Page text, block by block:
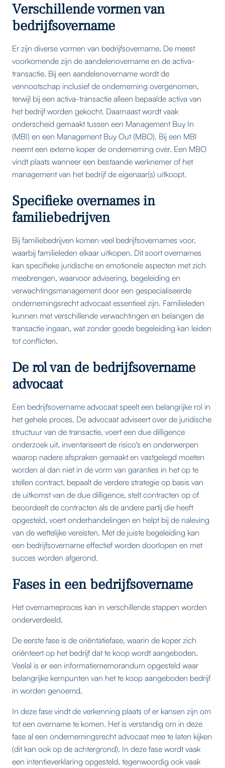
Verschillende vormen van
bedrijfsovername
Er zijn diverse vormen van bedrijfsovername. De meest
voorkomende zijn de aandelenovername en de activa-
transactie. Bij een aandelenovername wordt de
vennootschap inclusief de onderneming overgenomen,
terwijl bij een activa-transactie alleen bepaalde activa van
het bedrijf worden gekocht. Daarnaast wordt vaak
onderscheid gemaakt tussen een Management Buy In
(MBI) en een Management Buy Out (MBO). Bij een MBI
neemt een externe koper de onderneming over. Een MBO
vindt plaats wanneer een bestaande werknemer of het
management van het bedrijf de eigenaar(s) uitkoopt.
Specifieke overnames in
familiebedrijven
Bij familiebedrijven komen veel bedrijfsovernames voor,
waarbij familieleden elkaar uitkopen. Dit soort overnames
kan specifieke juridische en emotionele aspecten met zich
meebrengen, waarvoor advisering, begeleiding en
verwachtingsmanagement door een gespecialiseerde
ondernemingsrecht advocaat essentieel zijn. Familieleden
kunnen met verschillende verwachtingen en belangen de
transactie ingaan, wat zonder goede begeleiding kan leiden
tot conflicten.
De rol van de bedrijfsovername
advocaat
Een bedrijfsovername advocaat speelt een belangrijke rol in
het gehele proces. De advocaat adviseert over de juridische
structuur van de transactie, voert een due dilligence
onderzoek uit, inventariseert de risico's en onderwerpen
waarop nadere afspraken gemaakt en vastgelegd moeten
worden al dan niet in de vorm van garanties in het op te
stellen contract, bepaalt de verdere strategie op basis van
de uitkomst van de due dilligence, stelt contracten op of
beoordeelt de contracten als de andere partij die heeft
opgesteld, voert onderhandelingen en helpt bij de naleving
van de wettelijke vereisten. Met de juiste begeleiding kan
een bedrijfsovername effectief worden doorlopen en met
succes worden afgerond.
Fases in een bedrijfsovername
Het overnameproces kan in verschillende stappen worden
onderverdeeld.
De eerste fase is de oriëntatiefase, waarin de koper zich
oriënteert op het bedrijf dat te koop wordt aangeboden.
Veelal is er een informatiememorandum opgesteld waar
belangrijke kernpunten van het te koop aangeboden bedrijf
in worden genoemd.
In deze fase vindt de verkenning plaats of er kansen zijn om
tot een overname te komen. Het is verstandig om in deze
fase al een ondernemingsrecht advocaat mee te laten kijken
(dit kan ook op de achtergrond). In deze fase wordt vaak
een intentieverklaring opgesteld, tegenwoordig ook vaak